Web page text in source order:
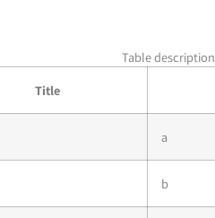
Table description
Title
a
b